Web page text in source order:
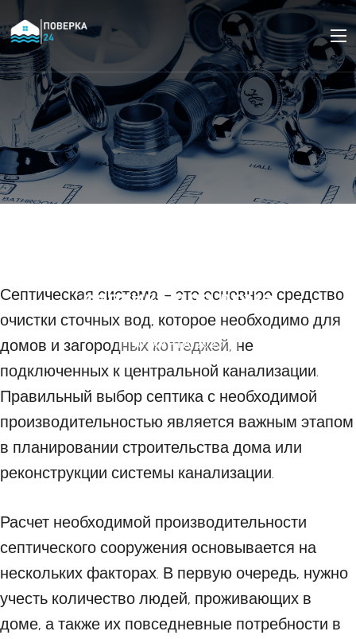
септика для дома
10 МАРТА 2023
Септическая система – это основное средство
очистки сточных вод, которое необходимо для
домов и загородных коттеджей, не
подключенных к центральной канализации.
Правильный выбор септика с необходимой
производительностью является важным этапом
в планировании строительства дома или
реконструкции системы канализации.
Расчет необходимой производительности
септического сооружения основывается на
нескольких факторах. В первую очередь, нужно
учесть количество людей, проживающих в
доме, а также их повседневные потребности в